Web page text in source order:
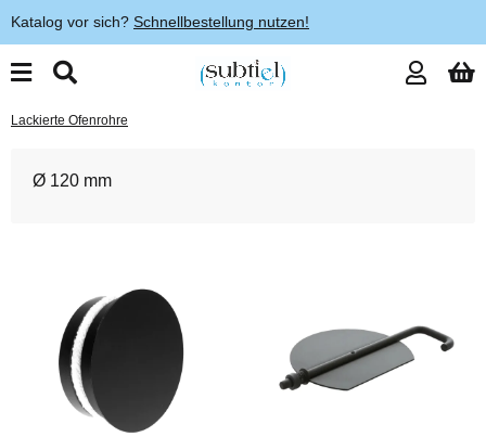
Katalog vor sich? Schnellbestellung nutzen!
Lackierte Ofenrohre
Ø 120 mm